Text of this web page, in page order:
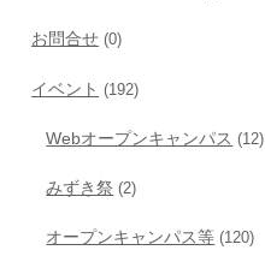
お問合せ (0)
イベント (192)
Webオープンキャンパス (12)
みずき祭 (2)
オープンキャンパス等 (120)